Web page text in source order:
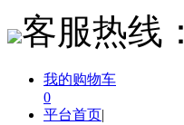
客服热线：
我的购物车
0
平台首页|